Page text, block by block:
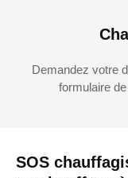
SOS
Demandez votre
formulaire